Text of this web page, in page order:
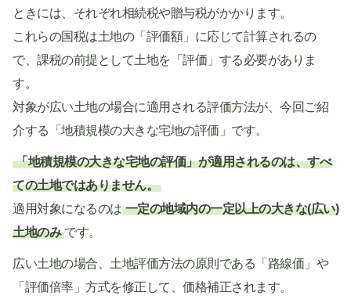
ときには、それぞれ相続税や贈与税がかかります。
これらの国税は土地の「評価額」に応じて計算されるの
で、課税の前提として土地を「評価」する必要がありま
す。
対象が広い土地の場合に適用される評価方法が、今回ご紹
介する「地積規模の大きな宅地の評価」です。
「地積規模の大きな宅地の評価」が適用されるのは、すべ
ての土地ではありません。
適用対象になるのは 一定の地域内の一定以上の大きな(広い)
土地のみ です。
広い土地の場合、土地評価方法の原則である「路線価」や
「評価倍率」方式を修正して、価格補正されます。